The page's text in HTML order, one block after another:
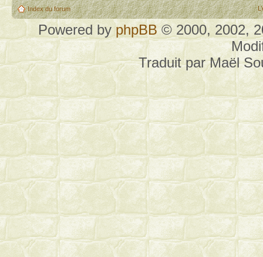
Index du forum
Powered byphpBB© 2000, 2002,
Traduit par Maël